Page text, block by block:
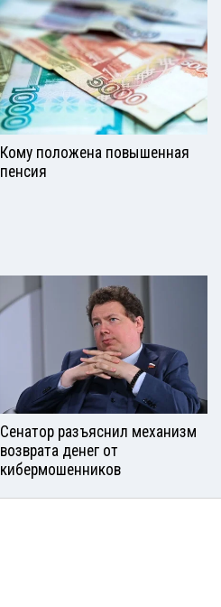
Кому положена повышенная
пенсия
Сенатор разъяснил механизм
возврата денег от
кибермошенников